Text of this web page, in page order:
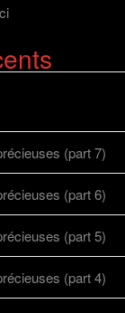
(part 7)
(part 6)
(part 5)
(part 4)